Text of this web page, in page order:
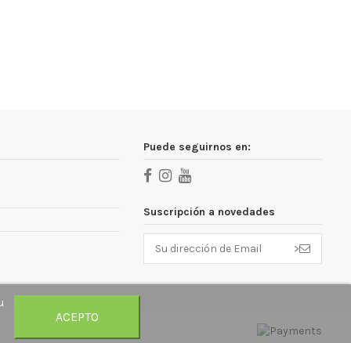
ACEPTO
Puede seguirnos en:
Suscripción a novedades
>